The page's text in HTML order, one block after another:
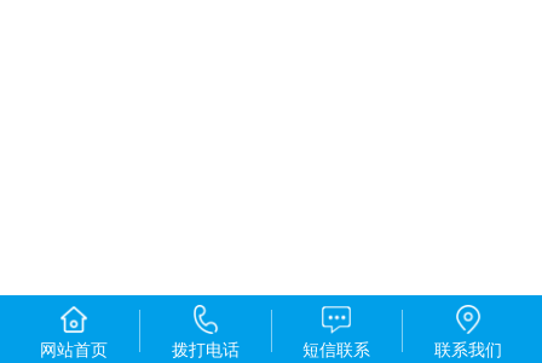
网站首页 拨打电话 短信联系 联系我们